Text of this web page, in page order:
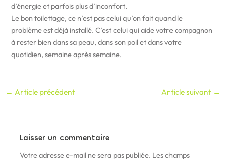
d’énergie et parfois plus d’inconfort.
Le bon toilettage, ce n’est pas celui qu’on fait quand le
problème est déjà installé. C’est celui qui aide votre compagnon
à rester bien dans sa peau, dans son poil et dans votre
quotidien, semaine après semaine.
← Article précédent Article suivant →
Laisser un commentaire
Votre adresse e-mail ne sera pas publiée. Les champs